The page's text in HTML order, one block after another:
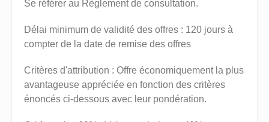
Se référer au Règlement de consultation.
Délai minimum de validité des offres : 120 jours à
compter de la date de remise des offres
Critères d'attribution : Offre économiquement la plus
avantageuse appréciée en fonction des critères
énoncés ci-dessous avec leur pondération.